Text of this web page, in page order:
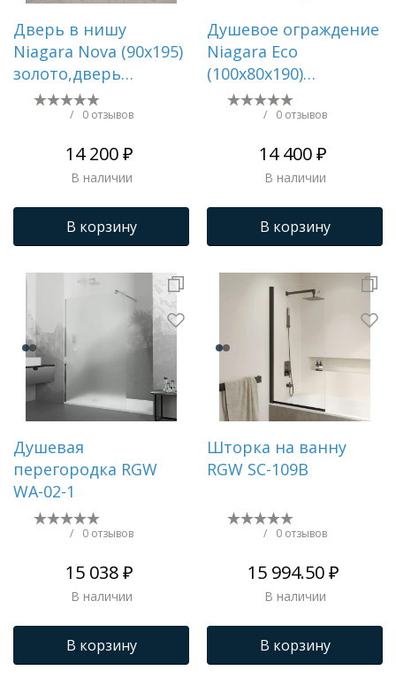
Дверь в нишу
Niagara Nova (90х195)
золото,дверь
распашная,стекло
прозрачное,2 места
/ 0 отзывов
14 200 ₽
В наличии
В корзину
Душевое ограждение
Niagara Eco
(100х80х190)
клетка,1 место NG-
/ 0 отзывов
14 400 ₽
В наличии
В корзину
Душевая
перегородка RGW
WA-02-1
/ 0 отзывов
15 038 ₽
В наличии
В корзину
Шторка на ванну
RGW SC-109B
/ 0 отзывов
15 994.50 ₽
В наличии
В корзину